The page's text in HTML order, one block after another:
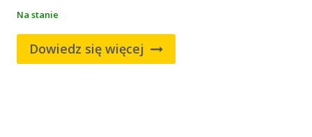
Na stanie
Dowiedz się więcej